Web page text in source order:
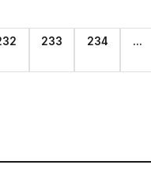
233 234 ...